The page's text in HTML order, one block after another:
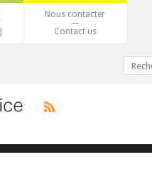
Nous contacter
Contact us